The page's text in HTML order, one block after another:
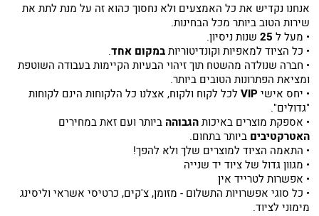
אנחנו נקדיש את כל האמצעים ולא נחסוך כהוא זה על מנת לתת את
שירות הטוב ביותר מכל הבחינות.
• מעל ל 25 שנות ניסיון.
• כל הציוד למאפיות וקונדיטוריותבמקום אחד.
• חברה שנולדה מהשטח תוך זיהוי הבעיות הקיימות בעבודה השוטפת
ומציאת הפתרונות הטובים ביותר.
• יחס אישיVIPלכל לקוח ולקוח, אצלנו כל הלקוחות הינם לקוחות
"גדולים".
• אספקת מוצרים באיכותהגבוהה ביותר ועם זאת במחירים
האטרקטיבים ביותר בתחום.
• התאמה הציוד למוצרים שלך ולא להפך!
• מגוון גדול של ציוד יד שנייה
• אפשרות לטרייד אין
• כל סוגי אפשרויות התשלום - מזומן, צ'קים, כרטיסי אשראי וליסינג
מימוני לציוד.